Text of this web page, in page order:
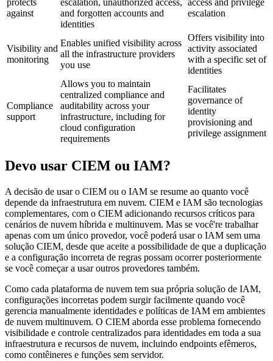
against
and forgotten accounts and
identities
escalation
Visibility and
monitoring
Enables unified visibility across
all the infrastructure providers
you use
Offers visibility into
activity associated
with a specific set of
identities
Compliance
support
Allows you to maintain
centralized compliance and
auditability across your
infrastructure, including for
cloud configuration
requirements
Facilitates
governance of
identity
provisioning and
privilege assignment
Devo usar CIEM ou IAM?
A decisão de usar o CIEM ou o IAM se resume ao quanto você
depende da infraestrutura em nuvem. CIEM e IAM são tecnologias
complementares, com o CIEM adicionando recursos críticos para
cenários de nuvem híbrida e multinuvem. Mas se você're trabalhar
apenas com um único provedor, você poderá usar o IAM sem uma
solução CIEM, desde que aceite a possibilidade de que a duplicação
e a configuração incorreta de regras possam ocorrer posteriormente
se você começar a usar outros provedores também.
Como cada plataforma de nuvem tem sua própria solução de IAM,
configurações incorretas podem surgir facilmente quando você
gerencia manualmente identidades e políticas de IAM em ambientes
de nuvem multinuvem. O CIEM aborda esse problema fornecendo
visibilidade e controle centralizados para identidades em toda a sua
infraestrutura e recursos de nuvem, incluindo endpoints efêmeros,
como contêineres e funções sem servidor.